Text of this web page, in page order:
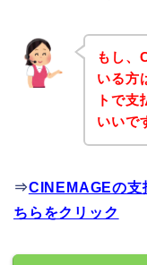
もし、
いる方
トで
いいで
⇒CINEMAGEの支
ちらをクリック